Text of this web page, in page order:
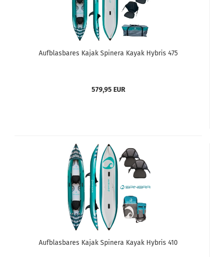
Aufblasbares Kajak Spinera Kayak Hybris 475
579,95 EUR
Aufblasbares Kajak Spinera Kayak Hybris 410